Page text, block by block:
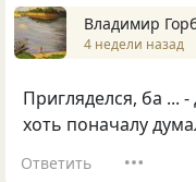
Владимир
4 недели назад
Пригляделся, ба ...
хоть поначалу
Ответить